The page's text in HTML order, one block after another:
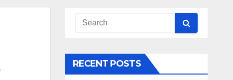
RECENT POSTS